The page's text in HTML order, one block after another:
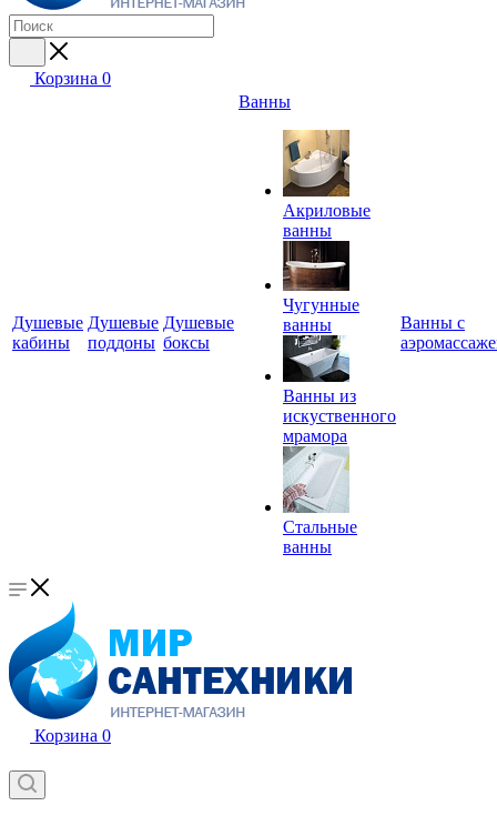
Корзина 0
Душевые
кабины
Душевые
поддоны
Душевые
боксы
Ванны
Акриловые
ванны
Чугунные
ванны
Ванны из
искуственного
мрамора
Стальные
ванны
Ванны с
Корзина 0